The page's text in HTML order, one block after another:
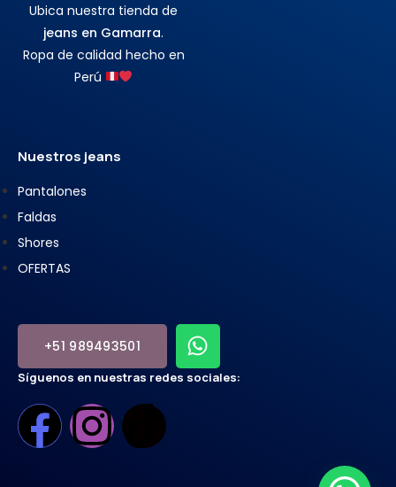
Ubica nuestra tienda de
jeans en Gamarra.
Ropa de calidad hecho en
Perú
Nuestros jeans
Pantalones
Faldas
Shores
OFERTAS
+51 989493501
Síguenos en nuestras redes sociales: